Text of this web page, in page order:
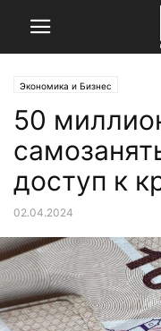
Экономика и Бизнес
50
доступ к
02.04.2024